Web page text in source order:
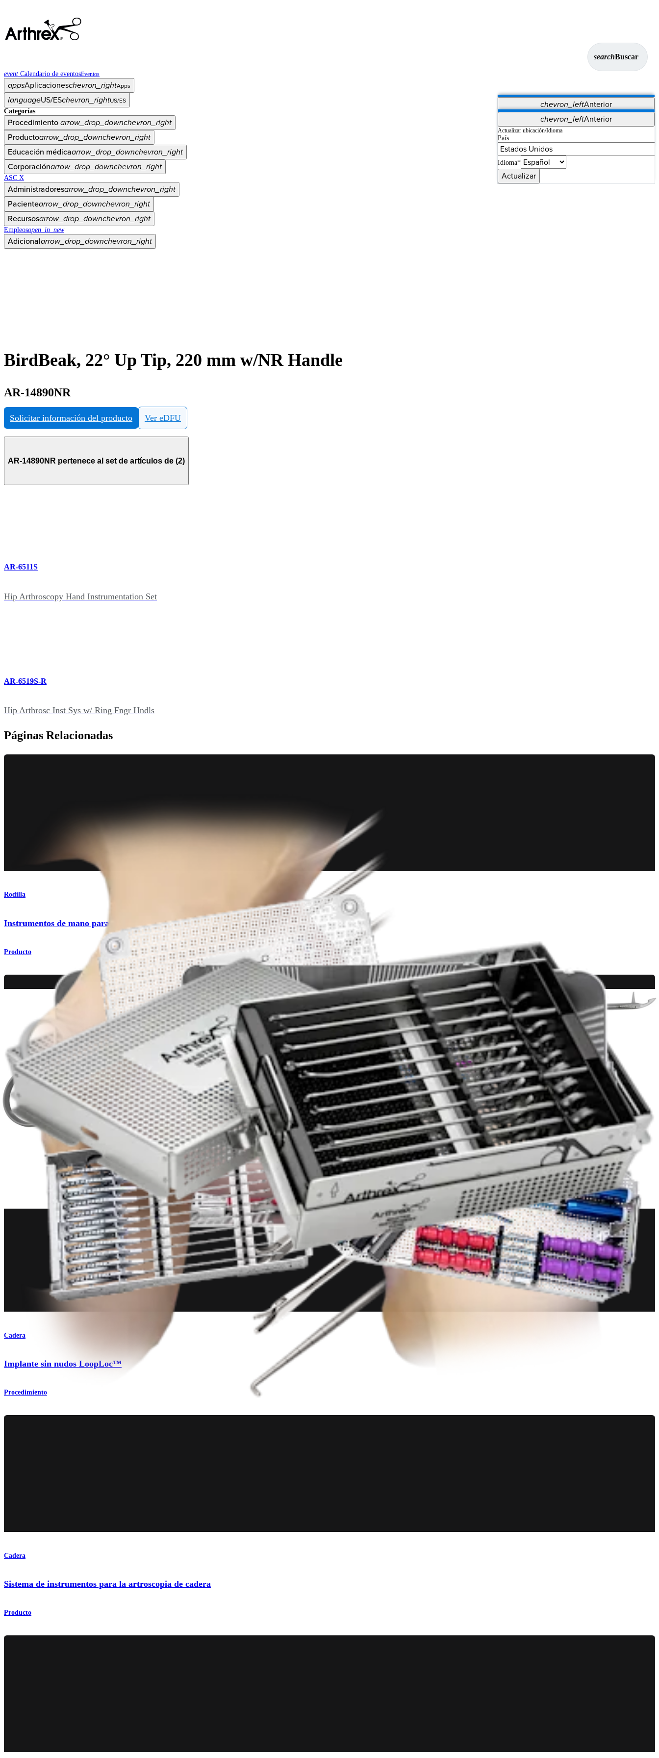
searchBuscar
event Calendario de eventosEventos
appsAplicacioneschevron_rightApps
chevron_leftAnterior
Vet Systems OrthoPedia Patient
Supplier Portal
Synergy Imaging & Resection
languageUS/ESchevron_rightUS/ES
chevron_leftAnterior
Actualizar ubicación/Idioma
País
Idioma*
Actualizar
Categorías
Procedimientoarrow_drop_downchevron_right
Productoarrow_drop_downchevron_right
Educación médicaarrow_drop_downchevron_right
Corporaciónarrow_drop_downchevron_right
ASC X
Administradoresarrow_drop_downchevron_right
Pacientearrow_drop_downchevron_right
Recursosarrow_drop_downchevron_right
Empleosopen_in_new
Adicionalarrow_drop_downchevron_right
BirdBeak, 22° Up Tip, 220 mm w/NR Handle
AR-14890NR
Solicitar información del producto Ver eDFU
AR-14890NR pertenece al set de artículos de (2)
AR-6511S
Hip Arthroscopy Hand Instrumentation Set
AR-6519S-R
Hip Arthrosc Inst Sys w/ Ring Fngr Hndls
Páginas Relacionadas
Rodilla
Instrumentos de mano para la rodilla
Producto
Cadera
Instrumentos de mano para cadera
Cadera
Implante sin nudos LoopLoc™
Procedimiento
Cadera
Sistema de instrumentos para la artroscopia de cadera
Producto